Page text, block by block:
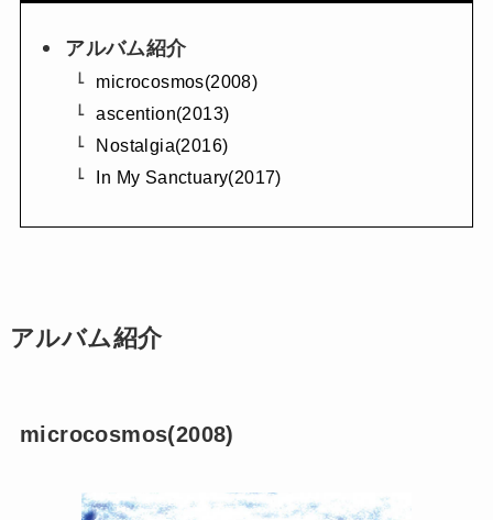
アルバム紹介
microcosmos(2008)
ascention(2013)
Nostalgia(2016)
In My Sanctuary(2017)
アルバム紹介
microcosmos(2008)